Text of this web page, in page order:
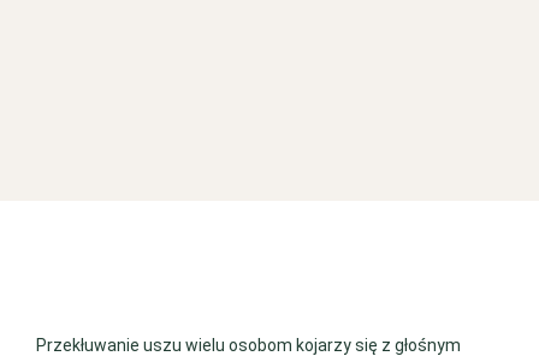
Przekłuwanie uszu wielu osobom kojarzy się z głośnym